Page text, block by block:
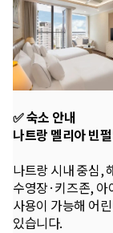
✅ 숙소 안내
나트랑 멜리아 빈
나트랑 시내 중심,
수영장·키즈존, 아
사용이 가능해 어
있습니다.